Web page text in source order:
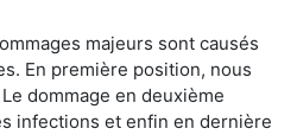
majeurs sont causés
En première position, nous
dommage en deuxième
infections et enfin en dernière